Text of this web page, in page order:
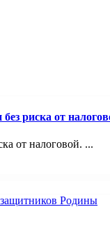
риска от
от налоговой. ...